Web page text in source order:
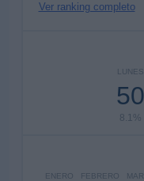
Ver ranking completo
LUNES
50
8.1%
ENERO FEBRERO